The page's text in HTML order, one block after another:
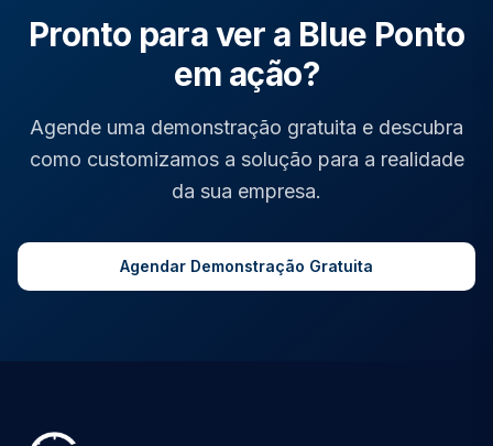
Pronto para ver a Blue Ponto
em ação?
Agende uma demonstração gratuita e descubra
como customizamos a solução para a realidade
da sua empresa.
Agendar Demonstração Gratuita